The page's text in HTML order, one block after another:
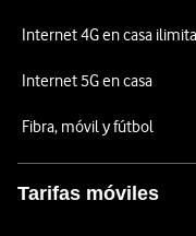
Internet 4G en casa
Internet 5G en casa
Fibra, móvil y fútbol
Tarifas móviles